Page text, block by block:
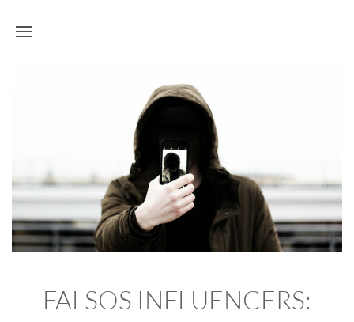
FALSOS INFLUENCERS: